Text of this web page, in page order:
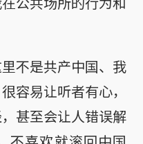
不是共产中国、我
容易让听者有心，
甚至会让人错误解